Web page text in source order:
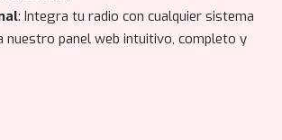
: Integra tu radio con cualquier sistema
nuestro panel web intuitivo, completo y